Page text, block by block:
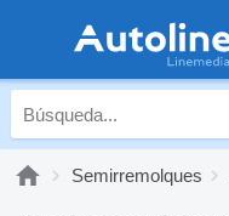
Semirremolques